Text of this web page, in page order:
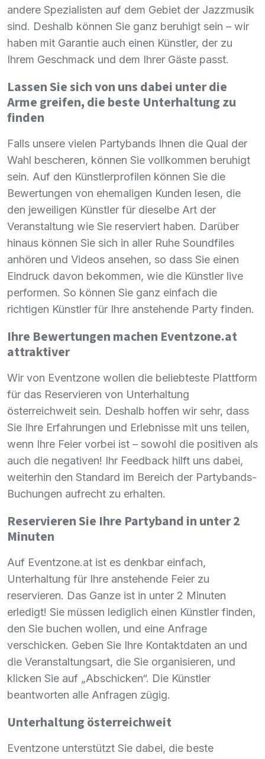
andere Spezialisten auf dem Gebiet der Jazzmusik
sind. Deshalb können Sie ganz beruhigt sein – wir
haben mit Garantie auch einen Künstler, der zu
Ihrem Geschmack und dem Ihrer Gäste passt.
Lassen Sie sich von uns dabei unter die
Arme greifen, die beste Unterhaltung zu
finden
Falls unsere vielen Partybands Ihnen die Qual der
Wahl bescheren, können Sie vollkommen beruhigt
sein. Auf den Künstlerprofilen können Sie die
Bewertungen von ehemaligen Kunden lesen, die
den jeweiligen Künstler für dieselbe Art der
Veranstaltung wie Sie reserviert haben. Darüber
hinaus können Sie sich in aller Ruhe Soundfiles
anhören und Videos ansehen, so dass Sie einen
Eindruck davon bekommen, wie die Künstler live
performen. So können Sie ganz einfach die
richtigen Künstler für Ihre anstehende Party finden.
Ihre Bewertungen machen Eventzone.at
attraktiver
Wir von Eventzone wollen die beliebteste Plattform
für das Reservieren von Unterhaltung
österreichweit sein. Deshalb hoffen wir sehr, dass
Sie Ihre Erfahrungen und Erlebnisse mit uns teilen,
wenn Ihre Feier vorbei ist – sowohl die positiven als
auch die negativen! Ihr Feedback hilft uns dabei,
weiterhin den Standard im Bereich der Partybands-
Buchungen aufrecht zu erhalten.
Reservieren Sie Ihre Partyband in unter 2
Minuten
Auf Eventzone.at ist es denkbar einfach,
Unterhaltung für Ihre anstehende Feier zu
reservieren. Das Ganze ist in unter 2 Minuten
erledigt! Sie müssen lediglich einen Künstler finden,
den Sie buchen wollen, und eine Anfrage
verschicken. Geben Sie Ihre Kontaktdaten an und
die Veranstaltungsart, die Sie organisieren, und
klicken Sie auf „Abschicken“. Die Künstler
beantworten alle Anfragen zügig.
Unterhaltung österreichweit
Eventzone unterstützt Sie dabei, die beste